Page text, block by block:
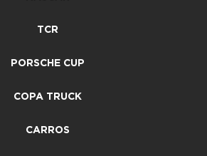
TCR
PORSCHE CUP
COPA TRUCK
CARROS